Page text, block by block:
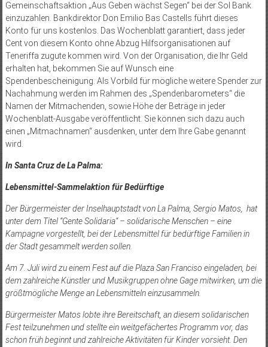
Gemeinschaftsaktion „Aus Geben wächst Segen“ bei der Sol Bank
einzuzahlen. Bankdirektor Don Emilio Bas Castells führt dieses
Konto für uns kos­tenlos. Das Wochenblatt garantiert, dass jeder
Cent von diesem Konto ohne Abzug Hilfsorganisationen auf
Teneriffa zugute kommen wird. Von der Organisation, die Ihr Geld
erhalten hat, bekommen Sie auf Wunsch eine
Spendenbescheinigung. Als Vorbild für mögliche weitere Spender zur
Nachahmung werden im Rahmen des „Spendenbarometers“ die
Namen der Mitmachenden, sowie Höhe der Beträge in jeder
Wochenblatt-Ausgabe veröffentlicht. Sie können sich dazu auch
einen „Mitmachnamen“ ausdenken, unter dem Ihre Gabe genannt
wird.
In Santa Cruz de La Palma:
Lebensmittel-Sammelaktion für Bedürftige
Der Bürgermeister der Inselhauptstadt von La Palma, Sergio Matos, hat
unter dem Titel “Gente Solidaria“ – solidarische Menschen – eine
Kampagne vorgestellt, bei der Lebensmittel für bedürftige Familien in
der Stadt gesammelt werden sollen.
Am 7. Juli wird zu einem Fest auf die Plaza San Franciso eingeladen, bei
dem zahlreiche Künstler und Musikgruppen ohne Gage mitwirken, um die
größtmögliche Menge an Lebensmitteln einzusammeln.
Bürgermeister Matos lobte ihre Bereitschaft, an diesem solidarischen
Fest teilzunehmen und stellte ein weitgefächertes Programm vor, das
schon früh beginnt und zahlreiche Aktivitäten für Kinder vorsieht. Den